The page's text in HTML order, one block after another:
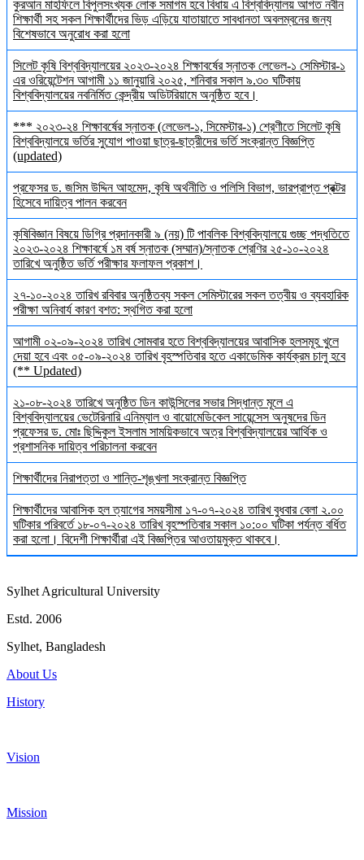
কুরআন মাহফিলে বিপুলসংখ্যক লোক সমাগম হবে বিধায় এ বিশ্ববিদ্যালয় আগত নবীন
শিক্ষার্থী সহ সকল শিক্ষার্থীদের ভিড় এড়িয়ে যাতায়াতে সাবধানতা অবলম্বনের জন্য
বিশেষভাবে অনুরোধ করা হলো
সিলেট কৃষি বিশ্ববিদ্যালয়ের ২০২৩-২০২৪ শিক্ষাবর্ষের স্নাতক লেভেল-১ সেমিস্টার-১
এর ওরিয়েন্টেশন আগামী ১১ জানুয়ারি ২০২৫, শনিবার সকাল ৯.৩০ ঘটিকায়
বিশ্ববিদ্যালয়ের নবনির্মিত কেন্দ্রীয় অডিটরিয়ামে অনুষ্ঠিত হবে।
*** ২০২৩-২৪ শিক্ষাবর্ষের স্নাতক (লেভেল-১, সিমেস্টার-১) শ্রেণীতে সিলেট কৃষি
বিশ্ববিদ্যালয়ে ভর্তির সুযোগ পাওয়া ছাত্র-ছাত্রীদের ভর্তি সংক্রান্ত বিজ্ঞপ্তি
(updated)
প্রফেসর ড. জসিম উদ্দিন আহমেদ, কৃষি অর্থনীতি ও পলিসি বিভাগ, ভারপ্রাপ্ত প্রক্টর
হিসেবে দায়িত্ব পালন করবেন
কৃষিবিজ্ঞান বিষয়ে ডিগ্রি প্রদানকারী ৯ (নয়) টি পাবলিক বিশ্ববিদ্যালয়ে গুচ্ছ পদ্ধতিতে
২০২৩-২০২৪ শিক্ষাবর্ষে ১ম বর্ষ স্নাতক (সম্মান)/স্নাতক শ্রেণির ২৫-১০-২০২৪
তারিখে অনুষ্ঠিত ভর্তি পরীক্ষার ফলাফল প্রকাশ।
২৭-১০-২০২৪ তারিখ রবিবার অনুষ্ঠিতব্য সকল সেমিস্টারের সকল তত্বীয় ও ব্যবহারিক
পরীক্ষা অনিবার্য কারণ বশত: স্থগিত করা হলো
আগামী ০২-০৯-২০২৪ তারিখ সোমবার হতে বিশ্ববিদ্যালয়ের আবাসিক হলসমূহ খুলে
দেয়া হবে এবং ০৫-০৯-২০২৪ তারিখ বৃহস্পতিবার হতে একাডেমিক কার্যক্রম চালু হবে
(** Updated)
২১-০৮-২০২৪ তারিখে অনুষ্ঠিত ডিন কাউন্সিলের সভার সিদ্ধান্ত মূলে এ
বিশ্ববিদ্যালয়ের ভেটেরিনারি এনিম্যাল ও বায়োমেডিকেল সায়েন্সেস অনুষদের ডিন
প্রফেসর ড. মোঃ ছিদ্দিকুল ইসলাম সাময়িকভাবে অত্র বিশ্ববিদ্যালয়ের আর্থিক ও
প্রশাসনিক দায়িত্ব পরিচালনা করবেন
শিক্ষার্থীদের নিরাপত্তা ও শান্তি-শৃঙ্খলা সংক্রান্ত বিজ্ঞপ্তি
শিক্ষার্থীদের আবাসিক হল ত্যাগের সময়সীমা ১৭-০৭-২০২৪ তারিখ বুধবার বেলা ২.০০
ঘটিকার পরিবর্তে ১৮-০৭-২০২৪ তারিখ বৃহস্পতিবার সকাল ১০:০০ ঘটিকা পর্যন্ত বর্ধিত
করা হলো। বিদেশী শিক্ষার্থীরা এই বিজ্ঞপ্তির আওতায়মুক্ত থাকবে।
Sylhet Agricultural University
Estd. 2006
Sylhet, Bangladesh
About Us
History
Vision
Mission